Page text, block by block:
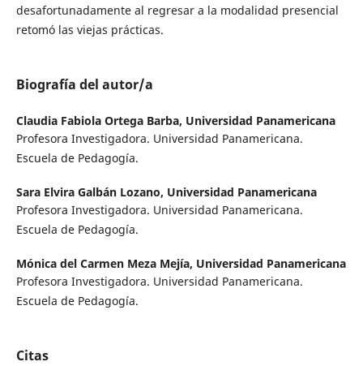
desafortunadamente al regresar a la modalidad presencial
retomó las viejas prácticas.
Biografía del autor/a
Claudia Fabiola Ortega Barba, Universidad Panamericana
Profesora Investigadora. Universidad Panamericana.
Escuela de Pedagogía.
Sara Elvira Galbán Lozano, Universidad Panamericana
Profesora Investigadora. Universidad Panamericana.
Escuela de Pedagogía.
Mónica del Carmen Meza Mejía, Universidad Panamericana
Profesora Investigadora. Universidad Panamericana.
Escuela de Pedagogía.
Citas